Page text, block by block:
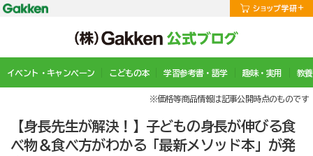
イベント・キャンペーン こどもの本 学習参考書・語学 趣味・実用 教
※価格等商品情報は記事公開時点のものです
【身長先生が解決！】子どもの身長が伸びる食
べ物＆食べ方がわかる「最新メソッド本」が発